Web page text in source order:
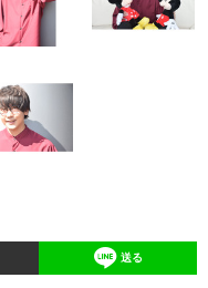
送る